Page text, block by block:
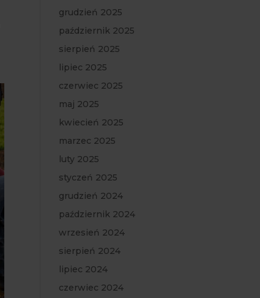
grudzień 2025
październik 2025
sierpień 2025
lipiec 2025
czerwiec 2025
maj 2025
kwiecień 2025
marzec 2025
luty 2025
styczeń 2025
grudzień 2024
październik 2024
wrzesień 2024
sierpień 2024
lipiec 2024
czerwiec 2024